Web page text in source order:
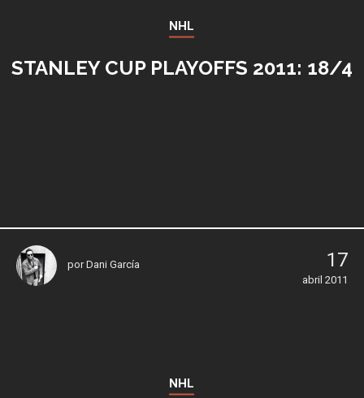
NHL
STANLEY CUP PLAYOFFS 2011: 18/4
porDani García 17
abril 2011
NHL